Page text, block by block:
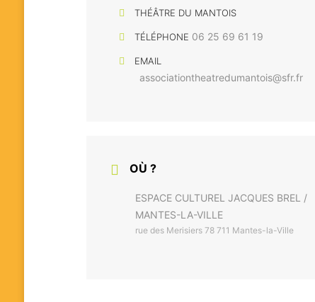
THÉÂTRE DU MANTOIS
TÉLÉPHONE 06 25 69 61 19
EMAIL
associationtheatredumantois@sfr.fr
OÙ ?
ESPACE CULTUREL JACQUES BREL /
MANTES-LA-VILLE
rue des Merisiers 78 711 Mantes-la-Ville